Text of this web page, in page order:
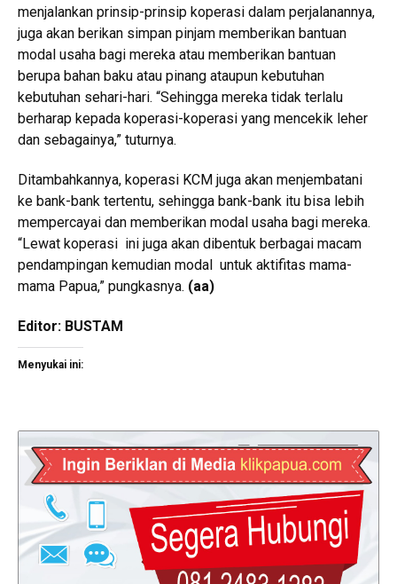
menjalankan prinsip-prinsip koperasi dalam perjalanannya,
juga akan berikan simpan pinjam memberikan bantuan
modal usaha bagi mereka atau memberikan bantuan
berupa bahan baku atau pinang ataupun kebutuhan
kebutuhan sehari-hari. “Sehingga mereka tidak terlalu
berharap kepada koperasi-koperasi yang mencekik leher
dan sebagainya,” tuturnya.
Ditambahkannya, koperasi KCM juga akan menjembatani
ke bank-bank tertentu, sehingga bank-bank itu bisa lebih
mempercayai dan memberikan modal usaha bagi mereka.
“Lewat koperasi ini juga akan dibentuk berbagai macam
pendampingan kemudian modal untuk aktifitas mama-
mama Papua,” pungkasnya. (aa)
Editor: BUSTAM
Menyukai ini: